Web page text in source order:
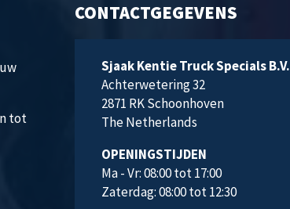
tot
CONTACTGEGEVENS
Sjaak Kentie Truck Specials B.V.
Achterwetering 32
2871 RKSchoonhoven
The Netherlands
OPENINGSTIJDEN
Ma - Vr: 08:00 tot 17:00
Zaterdag: 08:00 tot 12:30